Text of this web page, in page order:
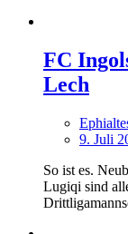
FC
Lech
9. Juli
So ist es.
Lugiqi sind